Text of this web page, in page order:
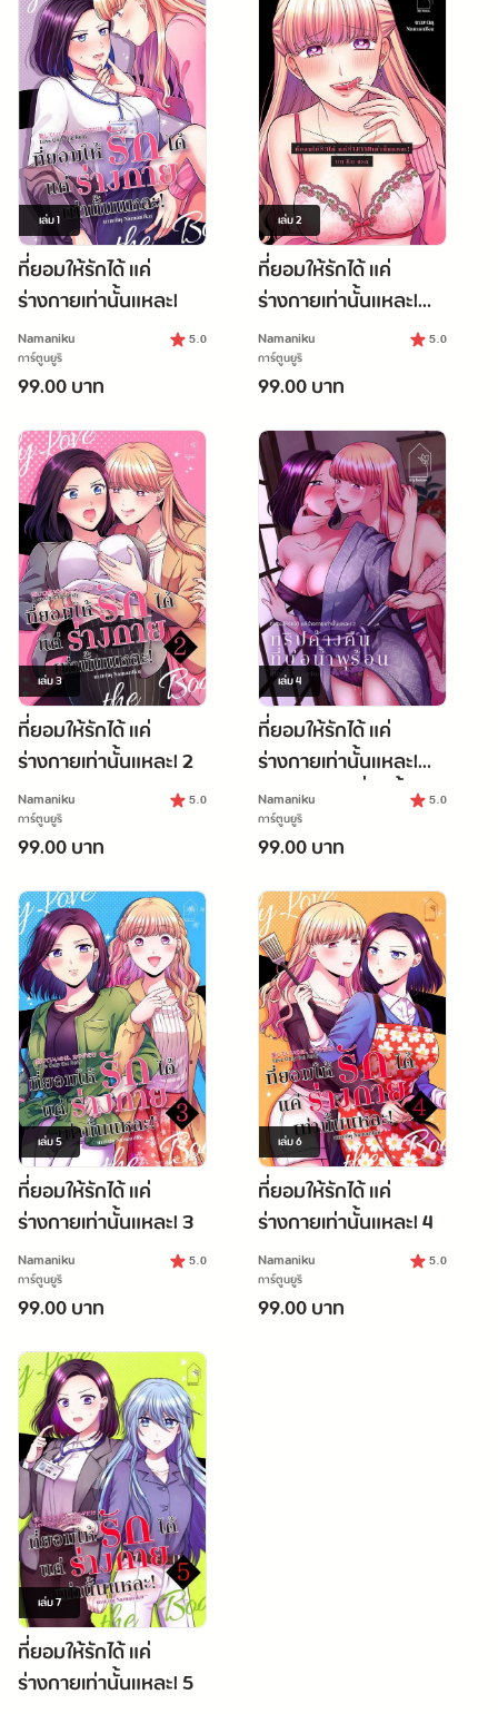
เล่ม1
ที่ยอมให้รักได้ แค่
ร่างกายเท่านั้นแหละ!
Namaniku 5.0
การ์ตูนยูริ
99.00 บาท
เล่ม2
ที่ยอมให้รักได้ แค่
ร่างกายเท่านั้นแหละ!
[บทคืนแรก]
Namaniku 5.0
การ์ตูนยูริ
99.00 บาท
เล่ม3
ที่ยอมให้รักได้ แค่
ร่างกายเท่านั้นแหละ! 2
Namaniku 5.0
การ์ตูนยูริ
99.00 บาท
เล่ม4
ที่ยอมให้รักได้ แค่
ร่างกายเท่านั้นแหละ!
[ทริปค้างคืนที่บ่อน้ำพุ
ร้อน]
Namaniku 5.0
การ์ตูนยูริ
99.00 บาท
เล่ม5
ที่ยอมให้รักได้ แค่
ร่างกายเท่านั้นแหละ! 3
Namaniku 5.0
การ์ตูนยูริ
99.00 บาท
เล่ม6
ที่ยอมให้รักได้ แค่
ร่างกายเท่านั้นแหละ! 4
Namaniku 5.0
การ์ตูนยูริ
99.00 บาท
เล่ม7
ที่ยอมให้รักได้ แค่
ร่างกายเท่านั้นแหละ! 5